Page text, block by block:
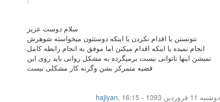
سلام دوست عزیز
نتونستن یا اقدام نکردن یا اینکه دوستتون میخواسته شوهرش
انجام نمیده یا اینکه اقدام میکنن اما موفق به انجام رابطه کامل
نمیشن اینها ناتوانی نیست برمیگرده به مشکل روانی باید روی این
قضیه متمرکز بشن وگرنه کار مشکلی نیست
hajiyan, دوشنبه 11 فروردین 1393 - 16:15